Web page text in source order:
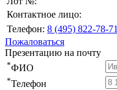
Контактное лицо:
Телефон: 8 (495) 822-78-71
Пожаловаться
Презентацию на почту
*ФИО
*Телефон